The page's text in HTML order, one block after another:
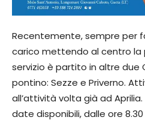
Recentemente, sempre per
carico mettendo al centro la
servizio è partito in altre due
pontino: Sezze e Priverno.
all’attività volta già ad
date disponibili, dalle ore 8.30